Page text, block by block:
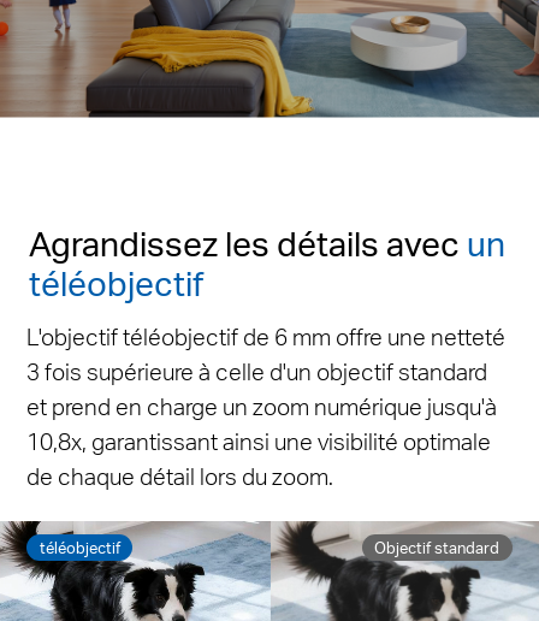
Agrandissez les détails avec un
téléobjectif
L'objectif téléobjectif de 6 mm offre une netteté
3 fois supérieure à celle d'un objectif standard
et prend en charge un zoom numérique jusqu'à
10,8x, garantissant ainsi une visibilité optimale
de chaque détail lors du zoom.
téléobjectif Objectif standard